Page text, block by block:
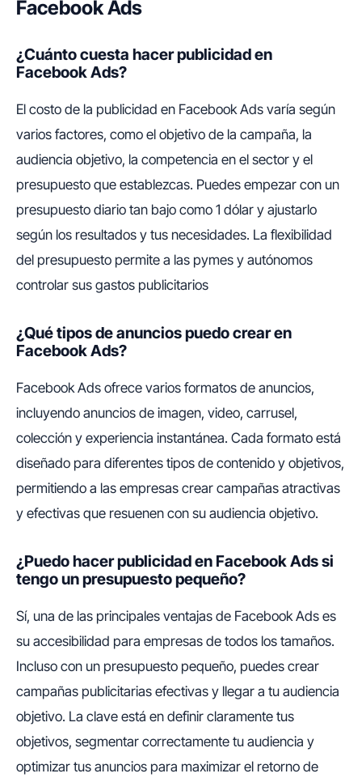
Facebook Ads
¿Cuánto cuesta hacer publicidad en
Facebook Ads?
El costo de la publicidad en Facebook Ads varía según
varios factores, como el objetivo de la campaña, la
audiencia objetivo, la competencia en el sector y el
presupuesto que establezcas. Puedes empezar con un
presupuesto diario tan bajo como 1 dólar y ajustarlo
según los resultados y tus necesidades. La flexibilidad
del presupuesto permite a las pymes y autónomos
controlar sus gastos publicitarios
¿Qué tipos de anuncios puedo crear en
Facebook Ads?
Facebook Ads ofrece varios formatos de anuncios,
incluyendo anuncios de imagen, video, carrusel,
colección y experiencia instantánea. Cada formato está
diseñado para diferentes tipos de contenido y objetivos,
permitiendo a las empresas crear campañas atractivas
y efectivas que resuenen con su audiencia objetivo.
¿Puedo hacer publicidad en Facebook Ads si
tengo un presupuesto pequeño?
Sí, una de las principales ventajas de Facebook Ads es
su accesibilidad para empresas de todos los tamaños.
Incluso con un presupuesto pequeño, puedes crear
campañas publicitarias efectivas y llegar a tu audiencia
objetivo. La clave está en definir claramente tus
objetivos, segmentar correctamente tu audiencia y
optimizar tus anuncios para maximizar el retorno de